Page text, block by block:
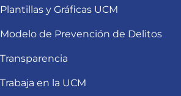
Plantillas y Gráficas UCM
Modelo de Prevención de Delitos
Transparencia
Trabaja en la UCM